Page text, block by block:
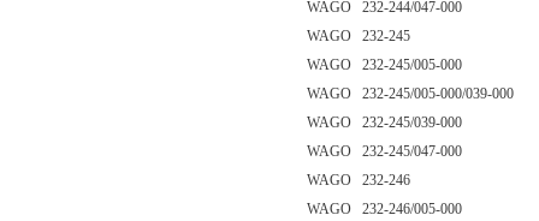
WAGO 232-244/047-000
WAGO 232-245
WAGO 232-245/005-000
WAGO 232-245/005-000/039-000
WAGO 232-245/039-000
WAGO 232-245/047-000
WAGO 232-246
WAGO 232-246/005-000